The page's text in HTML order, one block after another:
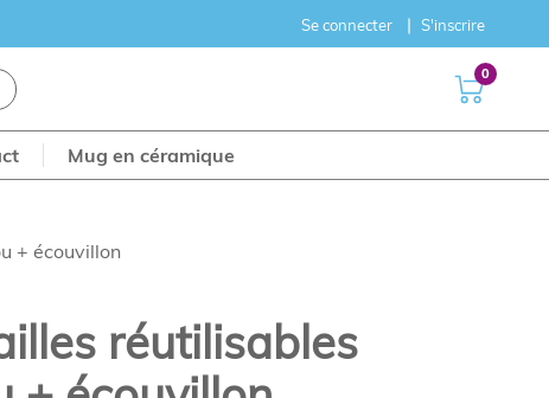
Se connecter S'inscrire
0
Mug en céramique
+ écouvillon
réutilisables